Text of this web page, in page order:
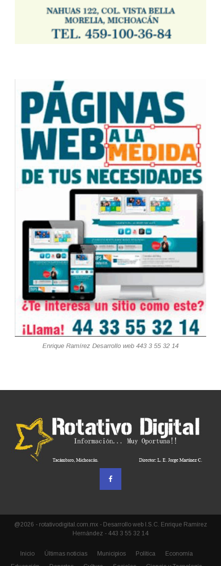
Enrique Ramírez Desarrollo web 443 3 55 32 14
@2026 - rotativodigital.com.mx - Desarrollo web I.S.C. Enrique Ramírez
Hernández - 443 3 55 32 14
Inicio Últimas noticias Municipios Política
Economía